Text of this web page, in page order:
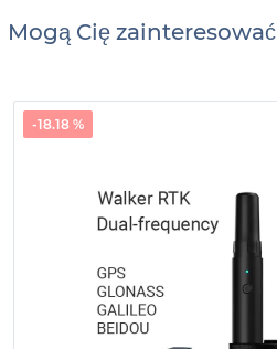
Mogą Cię zainteresować
-18.18 %